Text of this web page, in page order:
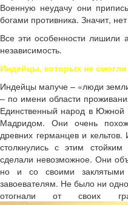
Военную неудачу они
богами противника. Значит,
Все эти особенности лишили
независимость.
Индейцы, которых не
Индейцы мапуче – «люди
– по имени области
Единственный народ в Южной
Мадридом. Они очень
древних германцев и
столкнулись с этим
сделали невозможное. Они
но и со своими
завоевателям. Не было ни
отогнали от своих